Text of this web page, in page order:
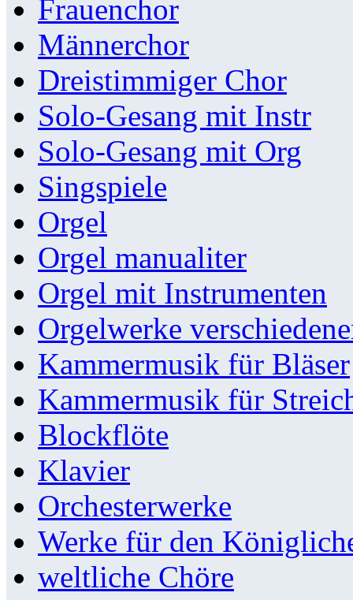
Frauenchor
Männerchor
Dreistimmiger Chor
Solo-Gesang mit Instr
Solo-Gesang mit Org
Singspiele
Orgel
Orgel manualiter
Orgel mit Instrumenten
Orgelwerke
Kammermusik für Bläser
Kammermusik für
Blockflöte
Klavier
Orchesterwerke
Werke für den
weltliche Chöre